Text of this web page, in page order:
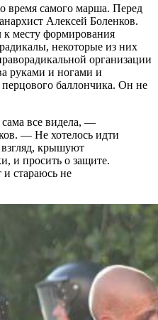
время самого марша. Перед
Алексей Боленков.
к месту формирования
некоторые из них
организации
руками и ногами и
перцового баллончика. Он не
все видела, —
— Не хотелось идти
крышуют
и просить о защите.
стараюсь не